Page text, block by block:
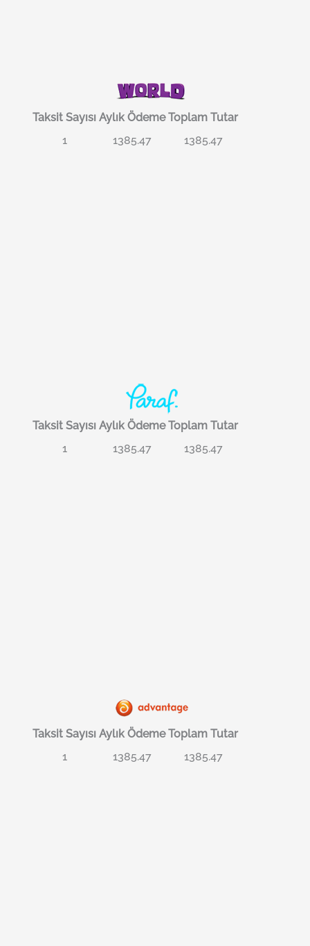
Taksit Sayısı Aylık Ödeme Toplam Tutar
1
1385.47 1385.47
Taksit Sayısı Aylık Ödeme Toplam Tutar
1
1385.47 1385.47
Taksit Sayısı Aylık Ödeme Toplam Tutar
1
1385.47 1385.47